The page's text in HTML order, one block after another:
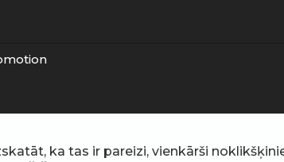
ka tas ir pareizi, vienkārši